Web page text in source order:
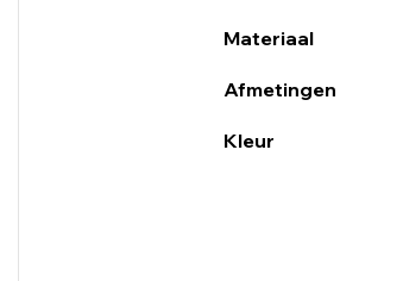
Materiaal
Afmetingen
Kleur